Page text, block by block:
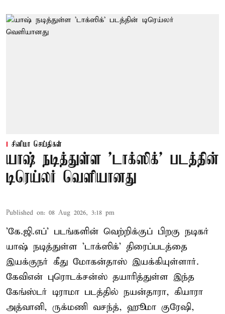
சினிமா செய்திகள்
யாஷ் நடித்துள்ள 'டாக்‌ஸிக்' படத்தின்
டிரெய்லர் வெளியானது
Published on: 08 Aug 2026, 3:18 pm
'கே.ஜி.எப்' படங்களின் வெற்றிக்குப் பிறகு நடிகர்
யாஷ் நடித்துள்ள 'டாக்ஸிக்' திரைப்படத்தை
இயக்குநர் கீது மோகன்தாஸ் இயக்கியுள்ளார்.
கேவிஎன் புரொடக்சன்ஸ் தயாரித்துள்ள இந்த
கேங்ஸ்டர் டிராமா படத்தில் நயன்தாரா, கியாரா
அத்வானி, ருக்மணி வசந்த், ஹூமா குரேஷி,